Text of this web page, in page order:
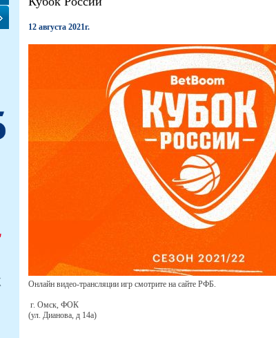
12 августа 2021г.
Онлайн видео-трансляции игр смотрите на сайте РФБ.
г. Омск, ФОК
(ул. Дианова, д 14а)